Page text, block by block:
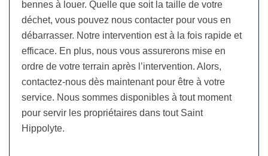
bennes à louer. Quelle que soit la taille de votre
déchet, vous pouvez nous contacter pour vous en
débarrasser. Notre intervention est à la fois rapide et
efficace. En plus, nous vous assurerons mise en
ordre de votre terrain après l’intervention. Alors,
contactez-nous dès maintenant pour être à votre
service. Nous sommes disponibles à tout moment
pour servir les propriétaires dans tout Saint
Hippolyte.